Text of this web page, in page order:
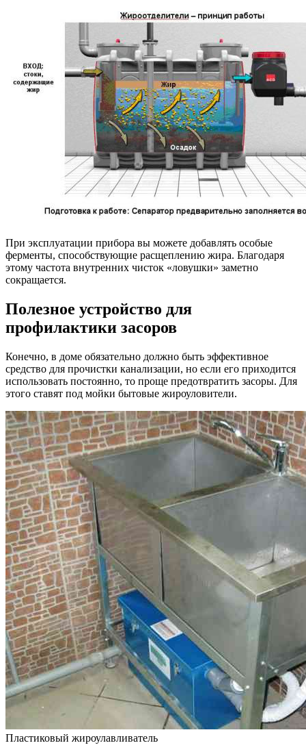
При эксплуатации прибора вы можете добавлять особые
ферменты, способствующие расщеплению жира. Благодаря
этому частота внутренних чисток «ловушки» заметно
сокращается.
Полезное устройство для
профилактики засоров
Конечно, в доме обязательно должно быть эффективное
средство для прочистки канализации, но если его приходится
использовать постоянно, то проще предотвратить засоры. Для
этого ставят под мойки бытовые жироуловители.
Пластиковый жироулавливатель